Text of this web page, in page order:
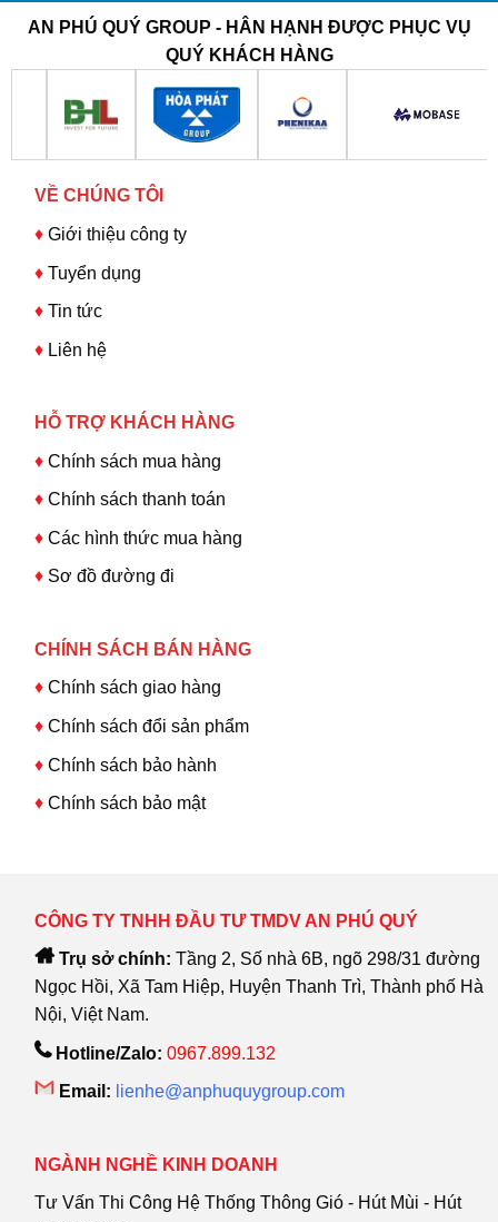
AN PHÚ QUÝ GROUP - HÂN HẠNH ĐƯỢC PHỤC VỤ
QUÝ KHÁCH HÀNG
VỀ CHÚNG TÔI
♦ Giới thiệu công ty
♦Tuyển dụng
♦ Tin tức
♦ Liên hệ
HỖ TRỢ KHÁCH HÀNG
♦Chính sách mua hàng
♦ Chính sách thanh toán
♦ Các hình thức mua hàng
♦ Sơ đồ đường đi
CHÍNH SÁCH BÁN HÀNG
♦ Chính sách giao hàng
♦ Chính sách đổi sản phẩm
♦ Chính sách bảo hành
♦ Chính sách bảo mật
CÔNG TY TNHH ĐẦU TƯ TMDV AN PHÚ QUÝ
Trụ sở chính: Tầng 2, Số nhà 6B, ngõ 298/31 đường
Ngọc Hồi, Xã Tam Hiệp, Huyện Thanh Trì, Thành phố Hà
Nội, Việt Nam.
Hotline/Zalo: 0967.899.132
Email: lienhe@anphuquygroup.com
NGÀNH NGHỀ KINH DOANH
Tư Vấn Thi Công Hệ Thống Thông Gió - Hút Mùi - Hút